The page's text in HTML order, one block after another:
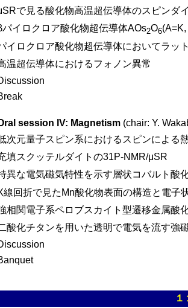
で見る酸化物高温超伝導体のスピンダ
パイロクロア酸化物超伝導体AOs2O6
イロクロア酸化物超伝導体においてラッ
温超伝導体におけるフォノン異常
session IV: Magnetism (chair: Y.
次元量子スピン系におけるスピンによる
填スクッテルダイトの31P-NMR/μSR
異な電気磁気特性を示す層状コバルト酸
線回折で見たMn酸化物表面の構造と電子
相関電子系ペロブスカイト型遷移金属酸
酸化チタンを用いた透明で電気を流す強